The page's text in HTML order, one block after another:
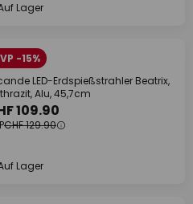
Lager
-15%
LED-Erdspießstrahler Beatrix,
Alu, 45,7cm
109.90
CHF 129.90
Lager